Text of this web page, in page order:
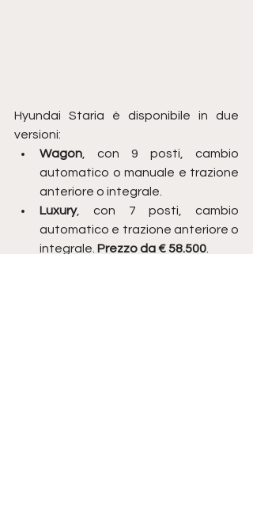
Hyundai Staria è disponibile in due
versioni:
Wagon , con 9 posti, cambio
automatico o manuale e trazione
anteriore o integrale.
Luxury, con 7 posti, cambio
automatico e trazione anteriore o
integrale. Prezzo da € 58.500